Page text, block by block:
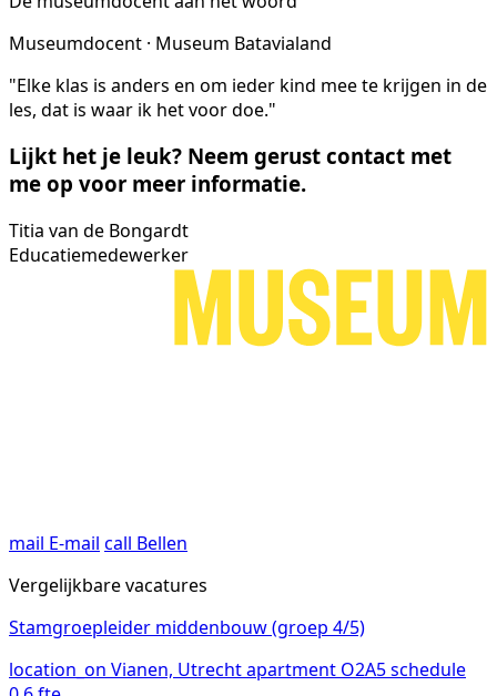
Museumdocent · Museum Batavialand
"Elke klas is anders en om ieder kind mee te krijgen in de
les, dat is waar ik het voor doe."
Lijkt het je leuk? Neem gerust contact met
me op voor meer informatie.
Titia van de Bongardt
Educatiemedewerker
mail E-mail call Bellen
Vergelijkbare vacatures
Stamgroepleider middenbouw (groep 4/5)
location_on Vianen, Utrechtapartment O2A5schedule